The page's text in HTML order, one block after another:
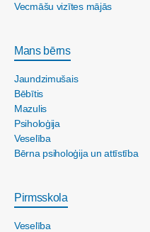
Vecmāšu vizītes mājās
Mans bērns
Jaundzimušais
Bēbītis
Mazulis
Psiholoģija
Veselība
Bērna psiholoģija un attīstība
Pirmsskola
Veselība